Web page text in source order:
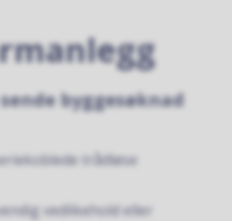
byggesøknad
trådløse
vedlikehold eller